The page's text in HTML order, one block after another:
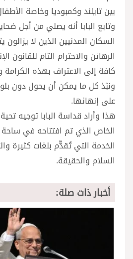
بين تايلند وكمبوديا وخاصة
وتابع البابا أنه يصلي من أجل
السكان المدنيين الذين لا
الرهائن والاحترام التام
كافة إلى الاعتراف بهذه
ونبْذ كل ما يمكن أن يحول دون
على إنهائها.
هذا وأراد قداسة البابا توجيه
الخاص الذي تم افتتاحه في ساحة
الخدمة التي تُقدّّم بلغات كثيرة
السلام والحقيقة.
أخبار ذات صلة: